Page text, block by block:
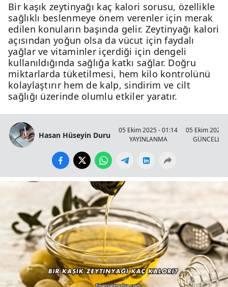
Bir kaşık zeytinyağı kaç kalori sorusu, özellikle
sağlıklı beslenmeye önem verenler için merak
edilen konuların başında gelir. Zeytinyağı kalori
açısından yoğun olsa da vücut için faydalı
yağlar ve vitaminler içerdiği için dengeli
kullanıldığında sağlığa katkı sağlar. Doğru
miktarlarda tüketilmesi, hem kilo kontrolünü
kolaylaştırır hem de kalp, sindirim ve cilt
sağlığı üzerinde olumlu etkiler yaratır.
Hasan Hüseyin Duru
05 Ekim 2025 - 01:14
YAYINLANMA
05 Ekim 2025